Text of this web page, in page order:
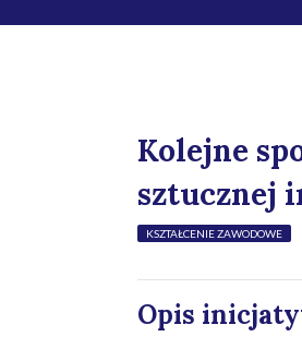
Kolejne
sztucznej
KSZTAŁCENIE ZAWODOWE
Opis